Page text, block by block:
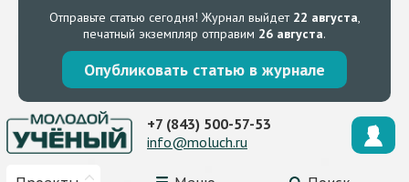
Отправьте статью сегодня! Журнал выйдет 22 августа,
печатный экземпляр отправим 26 августа.
Опубликовать статью в журнале
+7 (843) 500-57-53
info@moluch.ru